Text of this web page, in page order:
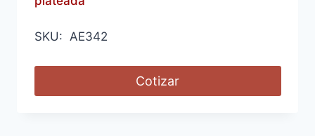
SKU: AE342
Cotizar